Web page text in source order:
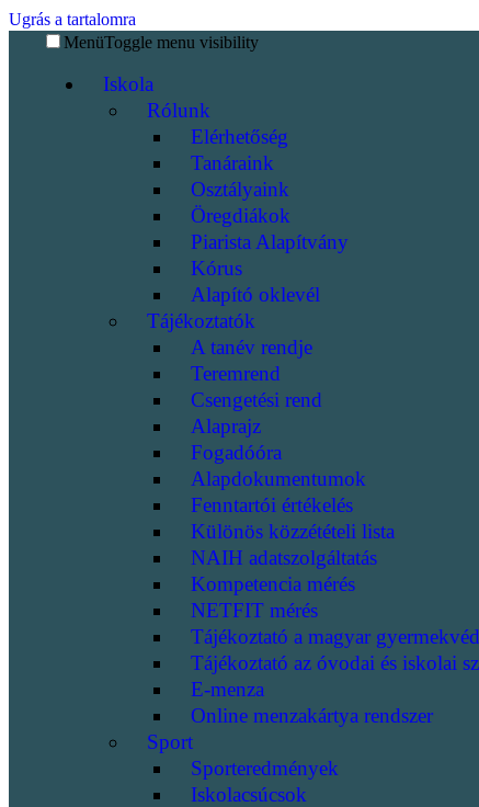
Ugrás a tartalomra
MenüToggle menu visibility
Iskola
Rólunk
Elérhetőség
Tanáraink
Osztályaink
Öregdiákok
Piarista Alapítvány
Kórus
Alapító oklevél
Tájékoztatók
A tanév rendje
Teremrend
Csengetési rend
Alaprajz
Fogadóóra
Alapdokumentumok
Fenntartói értékelés
Különös közzétételi lista
NAIH adatszolgáltatás
Kompetencia mérés
NETFIT mérés
Tájékoztató a magyar
Tájékoztató az óvodai és iskolai
E-menza
Online menzakártya rendszer
Sport
Sporteredmények
Iskolacsúcsok